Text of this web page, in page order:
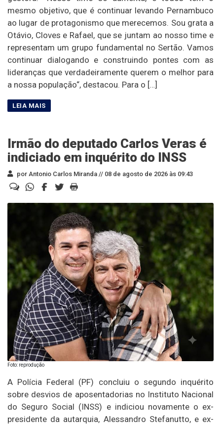
mesmo objetivo, que é continuar levando Pernambuco
ao lugar de protagonismo que merecemos. Sou grata a
Otávio, Cloves e Rafael, que se juntam ao nosso time e
representam um grupo fundamental no Sertão. Vamos
continuar dialogando e construindo pontes com as
lideranças que verdadeiramente querem o melhor para
a nossa população“, destacou. Para o […]
Irmão do deputado Carlos Veras é
indiciado em inquérito do INSS
por Antonio Carlos Miranda // 08 de agosto de 2026 às 09:43
Foto: reprodução
A Polícia Federal (PF) concluiu o segundo inquérito
sobre desvios de aposentadorias no Instituto Nacional
do Seguro Social (INSS) e indiciou novamente o ex-
presidente da autarquia, Alessandro Stefanutto, e ex-